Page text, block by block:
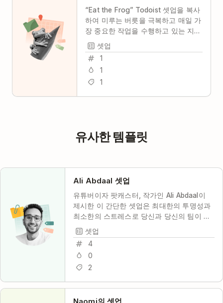
“Eat the Frog” Todoist 셋업을 복사
하여 미루는 버릇을 극복하고 매일 가
장 중요한 작업을 수행하고 있는 지
확인하세요.
셋업
1
1
1
유사한 템플릿
Ali Abdaal 셋업
유튜버이자 팟캐스터, 작가인 Ali Abdaal이
제시한 이 간단한 셋업은 최대한의 투명성과
최소한의 스트레스로 당신과 당신의 팀이 공
동 작업하고 생산성을 유지하는 데 도움이 될
것입니다.
셋업
4
0
2
Naomi의 셋업